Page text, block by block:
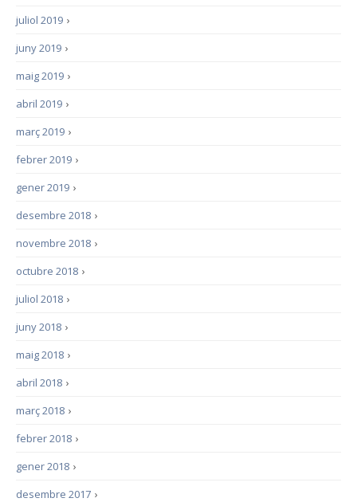
›
juliol 2019
›
juny 2019
›
maig 2019
›
abril 2019
›
març 2019
›
febrer 2019
›
gener 2019
›
desembre 2018
›
novembre 2018
›
octubre 2018
›
juliol 2018
›
juny 2018
›
maig 2018
›
abril 2018
›
març 2018
›
febrer 2018
›
gener 2018
›
desembre 2017